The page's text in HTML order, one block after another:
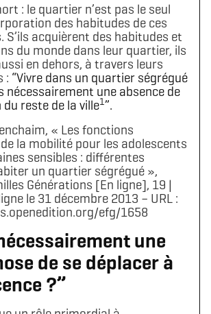
: le quartier n’est pas le seul
des habitudes de ces
S’ils acquièrent des habitudes et
du monde dans leur quartier, ils
en dehors, à travers leurs
: “Vivre dans un quartier ségrégué
nécessairement une absence de
reste de la ville1”.
« Les fonctions
la mobilité pour les adolescents
sensibles : différentes
un quartier ségrégué »,
Générations [En ligne], 19 |
le 31 décembre 2013 – URL :
efg/1658
une
de se déplacer à
?”